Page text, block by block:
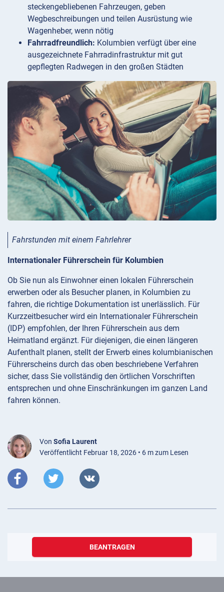
steckengebliebenen Fahrzeugen, geben
Wegbeschreibungen und teilen Ausrüstung wie
Wagenheber, wenn nötig
Fahrradfreundlich: Kolumbien verfügt über eine
ausgezeichnete Fahrradinfrastruktur mit gut
gepflegten Radwegen in den großen Städten
Fahrstunden mit einem Fahrlehrer
Internationaler Führerschein für Kolumbien
Ob Sie nun als Einwohner einen lokalen Führerschein
erwerben oder als Besucher planen, in Kolumbien zu
fahren, die richtige Dokumentation ist unerlässlich. Für
Kurzzeitbesucher wird ein Internationaler Führerschein
(IDP) empfohlen, der Ihren Führerschein aus dem
Heimatland ergänzt. Für diejenigen, die einen längeren
Aufenthalt planen, stellt der Erwerb eines kolumbianischen
Führerscheins durch das oben beschriebene Verfahren
sicher, dass Sie vollständig den örtlichen Vorschriften
entsprechen und ohne Einschränkungen im ganzen Land
fahren können.
Von Sofia Laurent
Veröffentlicht Februar 18, 2026 • 6 m zum Lesen
BEANTRAGEN